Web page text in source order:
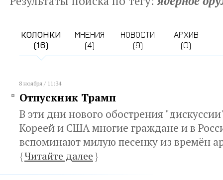
КОЛОНКИ
(16)
МНЕНИЯ
(4)
НОВОСТИ
(9)
АРХИВ
(0)
8 ноября / 11:34
Отпускник Трамп
В эти дни нового обострения
Кореей и США многие граждане и в
вспоминают милую песенку из времён
{Читайте далее}